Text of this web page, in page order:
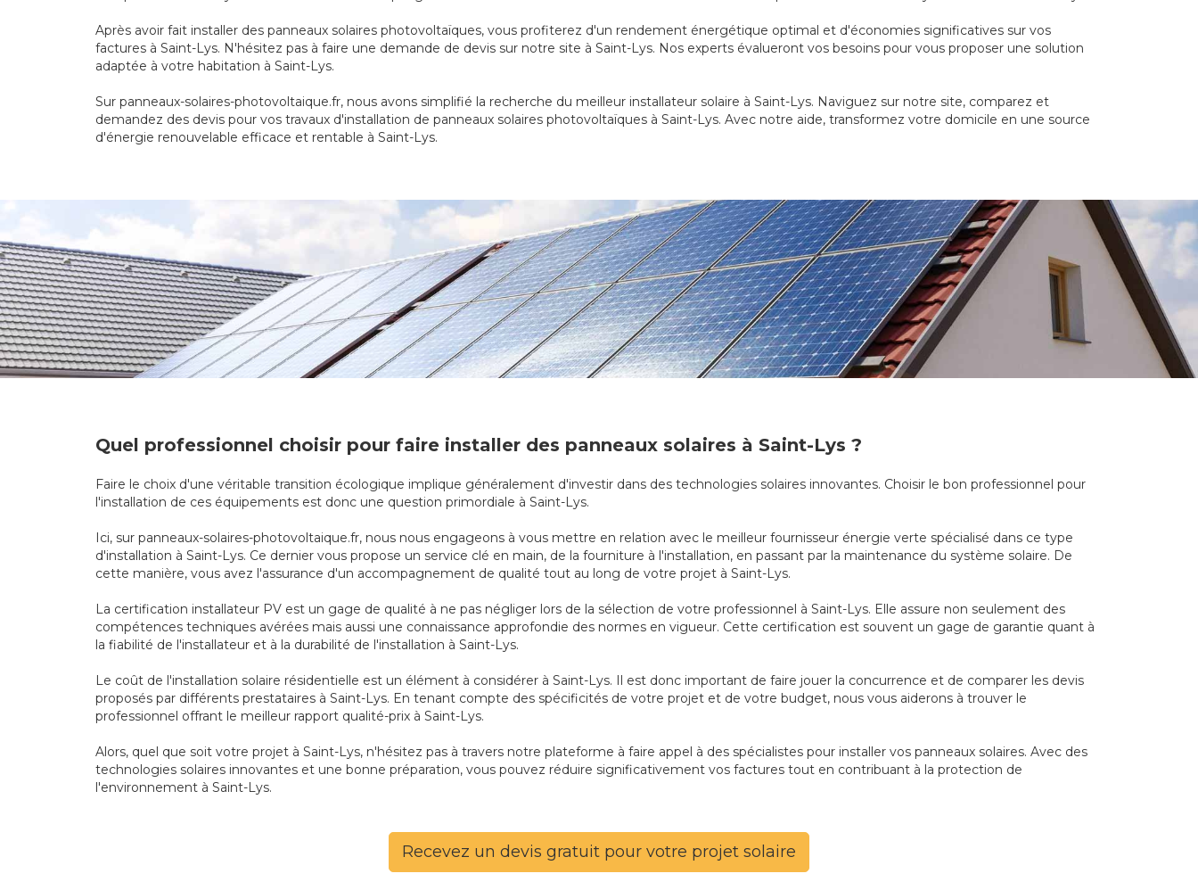
Après avoir fait installer des panneaux solaires photovoltaïques, vous profiterez d'un rendement énergétique optimal et d'économies significatives sur vos
factures à Saint-Lys. N'hésitez pas à faire une demande de devis sur notre site à Saint-Lys. Nos experts évalueront vos besoins pour vous proposer une solution
adaptée à votre habitation à Saint-Lys.
Sur panneaux-solaires-photovoltaique.fr, nous avons simplifié la recherche du meilleur installateur solaire à Saint-Lys. Naviguez sur notre site, comparez et
demandez des devis pour vos travaux d'installation de panneaux solaires photovoltaïques à Saint-Lys. Avec notre aide, transformez votre domicile en une source
d'énergie renouvelable efficace et rentable à Saint-Lys.
Quel professionnel choisir pour faire installer des panneaux solaires à Saint-Lys ?
Faire le choix d'une véritable transition écologique implique généralement d'investir dans des technologies solaires innovantes. Choisir le bon professionnel pour
l'installation de ces équipements est donc une question primordiale à Saint-Lys.
Ici, sur panneaux-solaires-photovoltaique.fr, nous nous engageons à vous mettre en relation avec le meilleur fournisseur énergie verte spécialisé dans ce type
d'installation à Saint-Lys. Ce dernier vous propose un service clé en main, de la fourniture à l'installation, en passant par la maintenance du système solaire. De
cette manière, vous avez l'assurance d'un accompagnement de qualité tout au long de votre projet à Saint-Lys.
La certification installateur PV est un gage de qualité à ne pas négliger lors de la sélection de votre professionnel à Saint-Lys. Elle assure non seulement des
compétences techniques avérées mais aussi une connaissance approfondie des normes en vigueur. Cette certification est souvent un gage de garantie quant à
la fiabilité de l'installateur et à la durabilité de l'installation à Saint-Lys.
Le coût de l'installation solaire résidentielle est un élément à considérer à Saint-Lys. Il est donc important de faire jouer la concurrence et de comparer les devis
proposés par différents prestataires à Saint-Lys. En tenant compte des spécificités de votre projet et de votre budget, nous vous aiderons à trouver le
professionnel offrant le meilleur rapport qualité-prix à Saint-Lys.
Alors, quel que soit votre projet à Saint-Lys, n'hésitez pas à travers notre plateforme à faire appel à des spécialistes pour installer vos panneaux solaires. Avec des
technologies solaires innovantes et une bonne préparation, vous pouvez réduire significativement vos factures tout en contribuant à la protection de
l'environnement à Saint-Lys.
Recevez un devis gratuit pour votre projet solaire